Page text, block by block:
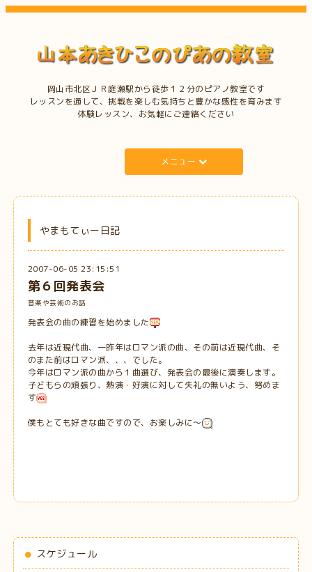
岡山市北区ＪＲ庭瀬駅から徒歩１２分のピアノ教室です
レッスンを通して、挑戦を楽しむ気持ちと豊かな感性を育みます
体験レッスン、お気軽にご連絡ください
メニュー
やまもてぃー日記
2007-06-05 23:15:51
第６回発表会
音楽や芸術のお話
発表会の曲の練習を始めました
去年は近現代曲、一昨年はロマン派の曲、その前は近現代曲、そ
のまた前はロマン派、、、でした。
今年はロマン派の曲から１曲選び、発表会の最後に演奏します。
子どもらの頑張り、熱演・好演に対して失礼の無いよう、努めま
す
僕もとても好きな曲ですので、お楽しみに～
スケジュール